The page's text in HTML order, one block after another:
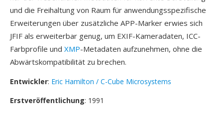
und die Freihaltung von Raum für anwendungsspezifische
Erweiterungen über zusätzliche APP-Marker erwies sich
JFIF als erweiterbar genug, um EXIF-Kameradaten, ICC-
Farbprofile und XMP-Metadaten aufzunehmen, ohne die
Abwärtskompatibilität zu brechen.
Entwickler: Eric Hamilton / C-Cube Microsystems
Erstveröffentlichung: 1991